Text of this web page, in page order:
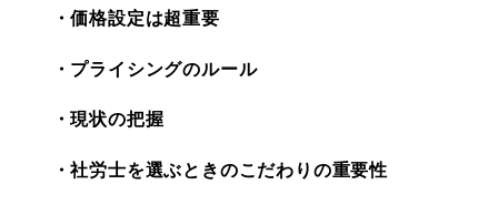
・価格設定は超重要
・プライシングのルール
・現状の把握
・社労士を選ぶときのこだわりの重要性